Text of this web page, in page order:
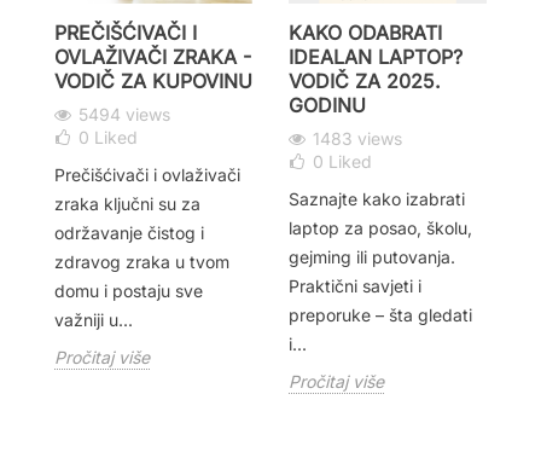
PREČIŠĆIVAČI I
OVLAŽIVAČI ZRAKA -
VODIČ ZA KUPOVINU
5494 views
0 Liked
Prečišćivači i ovlaživači
zraka ključni su za
održavanje čistog i
zdravog zraka u tvom
domu i postaju sve
važniji u...
Pročitaj više
KAKO ODABRATI
IDEALAN LAPTOP?
VODIČ ZA 2025.
GODINU
1483 views
0 Liked
Saznajte kako izabrati
laptop za posao, školu,
gejming ili putovanja.
Praktični savjeti i
preporuke – šta gledati
i...
Pročitaj više